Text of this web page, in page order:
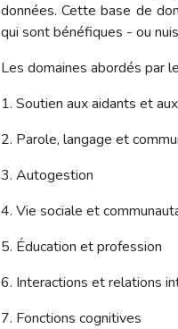
données. Cette base de
qui sont bénéfiques - ou
Les domaines abordés par
1. Soutien aux aidants et
2. Parole, langage et
3. Autogestion
4. Vie sociale et
5. Éducation et profession
6. Interactions et relations
7. Fonctions cognitives